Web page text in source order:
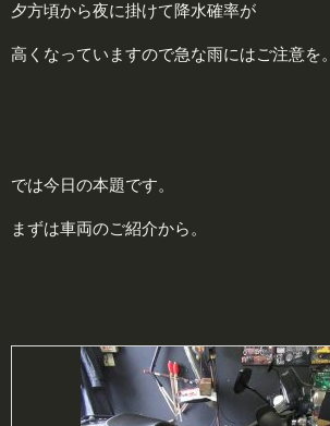
夕方頃から夜に掛けて降水確率が
高くなっていますので急な雨にはご注意を。
では今日の本題です。
まずは車両のご紹介から。